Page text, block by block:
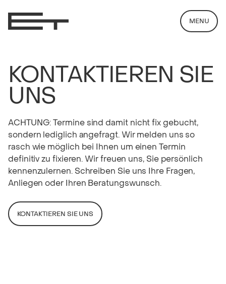
MENU
KONTAKTIEREN SIE
UNS
ACHTUNG: Termine sind damit nicht fix gebucht,
sondern lediglich angefragt. Wir melden uns so
rasch wie möglich bei Ihnen um einen Termin
definitiv zu fixieren. Wir freuen uns, Sie persönlich
kennenzulernen. Schreiben Sie uns Ihre Fragen,
Anliegen oder Ihren Beratungswunsch.
KONTAKTIEREN SIE UNS